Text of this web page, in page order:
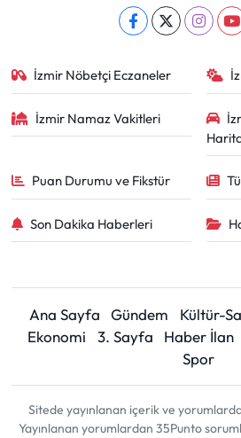
İzmir Nöbetçi Eczaneler
İzmir Namaz Vakitleri
Puan Durumu ve Fikstür
Son Dakika Haberleri
Ana Sayfa Gündem Kültür-
Ekonomi
3. Sayfa Haber İlan
Spor
Sitede yayınlanan içerik ve
Yayınlanan yorumlardan 35Punto